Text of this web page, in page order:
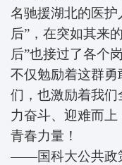
名驰援湖北的医护
后”，在突如其来
后”也接过了各个
不仅勉励着这群
们，也激励着我们
力奋斗、迎难而
青春力量！
——国科大公共政